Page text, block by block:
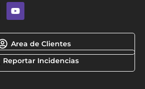
Area de Clientes
Reportar Incidencias